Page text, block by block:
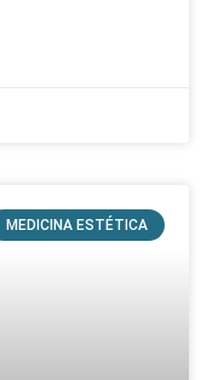
MEDICINA ESTÉTICA